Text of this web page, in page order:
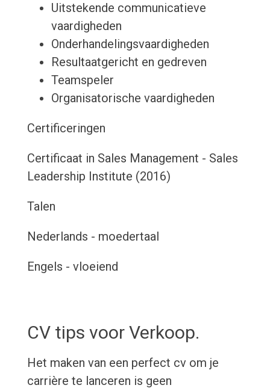
Uitstekende communicatieve
vaardigheden
Onderhandelingsvaardigheden
Resultaatgericht en gedreven
Teamspeler
Organisatorische vaardigheden
Certificeringen
Certificaat in Sales Management - Sales
Leadership Institute (2016)
Talen
Nederlands - moedertaal
Engels - vloeiend
CV tips voor Verkoop.
Het maken van een perfect cv om je
carrière te lanceren is geen